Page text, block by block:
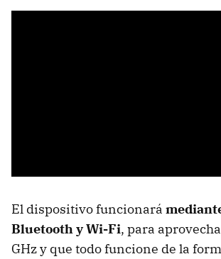
El dispositivo funcionará
Bluetooth y Wi-Fi, para
GHz y que todo funcione de la